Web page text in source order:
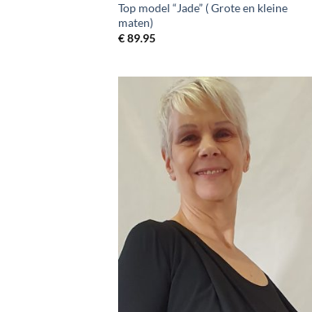
Top model “Jade” ( Grote en kleine
maten)
€89.95